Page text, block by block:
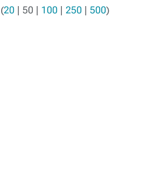
20 | 50 | 100 | 250 | 500)